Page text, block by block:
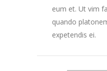
eum et. Ut vim
quando
expetendis ei.